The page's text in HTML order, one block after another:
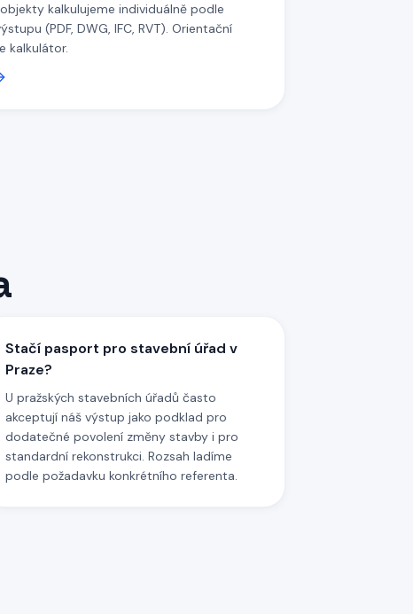
kalkulujeme individuálně podle
(PDF, DWG, IFC, RVT). Orientační
kalkulátor.
Stačí pasport pro stavební úřad v
Praze?
U pražských stavebních úřadů často
akceptují náš výstup jako podklad pro
dodatečné povolení změny stavby i pro
standardní rekonstrukci. Rozsah ladíme
podle požadavku konkrétního referenta.